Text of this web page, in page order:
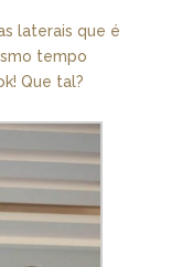
laterais que é
tempo
Que tal?